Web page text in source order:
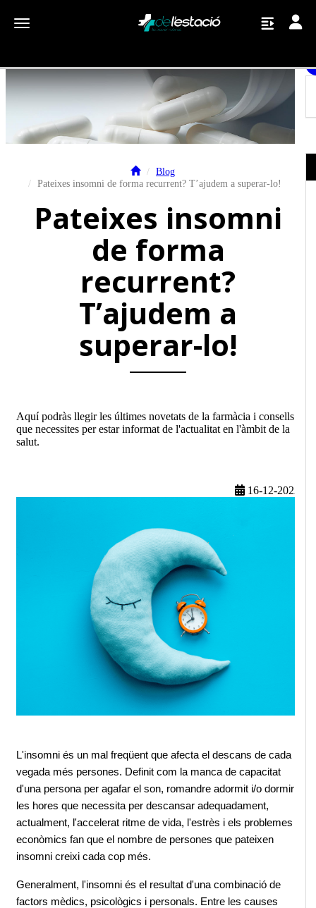
Toggle navigation
Blog
Pateixes insomni de forma recurrent? T’ajudem a superar-lo!
Pateixes insomni
de forma
recurrent?
T’ajudem a
superar-lo!
Aquí podràs llegir les últimes novetats de la farmàcia i consells
que necessites per estar informat de l'actualitat en l'àmbit de la
salut.
16-12-2022
L'insomni és un mal freqüent que afecta el descans de cada
vegada més persones. Definit com la manca de capacitat
d'una persona per agafar el son, romandre adormit i/o dormir
les hores que necessita per descansar adequadament,
actualment, l'accelerat ritme de vida, l'estrès i els problemes
econòmics fan que el nombre de persones que pateixen
insomni creixi cada cop més.
Generalment, l'insomni és el resultat d'una combinació de
factors mèdics, psicològics i personals. Entre les causes